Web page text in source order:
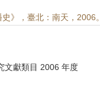
》，臺北：南天，2006。
文獻類目 2006 年度